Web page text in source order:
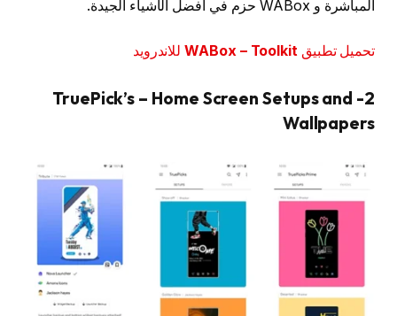
المباشرة و WABox حزم في أفضل الأشياء الجيدة.
تحميل تطبيقWABox – Toolkitللاندرويد
2- TruePick’s – Home Screen Setups and
Wallpapers